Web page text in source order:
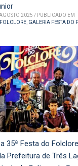
2025 / PUBLICADO EM
FOLCLORE, GALERIA FESTA DO
35ª Festa do
Prefeitura de Três